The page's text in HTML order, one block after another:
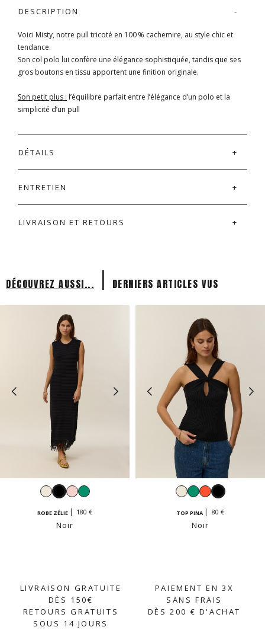
DESCRIPTION
Voici Misty, notre pull tricoté en 100 % cachemire, au style chic et
tendance.
Son col polo lui confère une élégance sophistiquée, tandis que ses
gros boutons en tissu apportent une finition originale.
Son petit plus : l’équilibre parfait entre l’élégance d’un polo et la
simplicité d’un pull
DÉTAILS
ENTRETIEN
LIVRAISON ET RETOURS
DÉCOUVREZ AUSSI... | DERNIERS ARTICLES VUS
BlancNoirRoseÉmeraude
ROBE ZÉLIE 180 €
Noir
BlancÉmeraude
Grenadine
Noir
TOP PINA 80 €
Noir
LIVRAISON GRATUITE
DÈS 150€
RETOURS GRATUITS
SOUS 14 JOURS
PAIEMENT EN 3X
SANS FRAIS
DÈS 200 € D'ACHAT